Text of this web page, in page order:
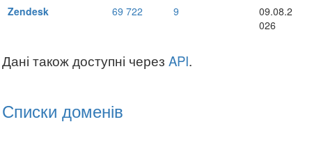
Zendesk
69 722 9
09.08.2
026
Дані також доступні через API.
Списки доменів